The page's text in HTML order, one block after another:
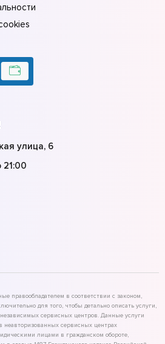
улица, 6
правообладателем в соответствии с законом,
для того, чтобы детально описать услуги,
сервисных центров. Данные услуги
неавторизованных сервисных центрах
лицами в гражданском обороте,